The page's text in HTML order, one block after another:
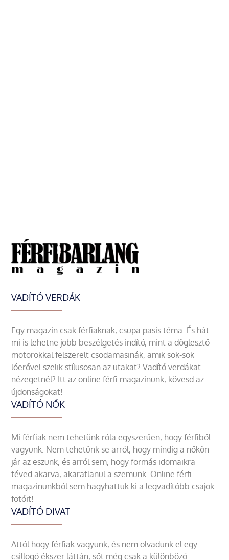
VADÍTÓ VERDÁK
Egy magazin csak férfiaknak, csupa pasis téma. És hát
mi is lehetne jobb beszélgetés indító, mint a döglesztő
motorokkal felszerelt csodamasinák, amik sok-sok
lóerővel szelik stílusosan az utakat? Vadító verdákat
nézegetnél? Itt az online férfi magazinunk, kövesd az
újdonságokat!
VADÍTÓ NŐK
Mi férfiak nem tehetünk róla egyszerűen, hogy férfiből
vagyunk. Nem tehetünk se arról, hogy mindig a nőkön
jár az eszünk, és arról sem, hogy formás idomaikra
téved akarva, akaratlanul a szemünk. Online férfi
magazinunkból sem hagyhattuk ki a legvadítóbb csajok
fotóit!
VADÍTÓ DIVAT
Attól hogy férfiak vagyunk, és nem olvadunk el egy
csillogó ékszer láttán, sőt még csak a különböző